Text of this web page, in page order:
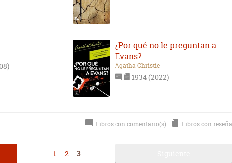
¿Por qué no le preguntan a
Evans?
Agatha Christie
1934 (2022)
Libros con comentario(s) Libros con reseña
1 2 3